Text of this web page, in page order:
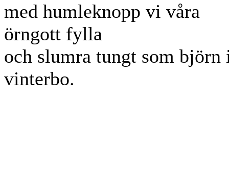
med humleknopp vi våra
örngott fylla
och slumra tungt som björn
vinterbo.